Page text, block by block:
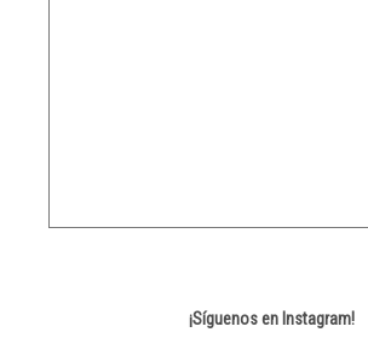
¡Síguenos en Instagram!